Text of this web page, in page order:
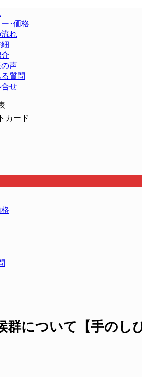
ー･価格
れ
の声
質問
合せ
格
群について【手